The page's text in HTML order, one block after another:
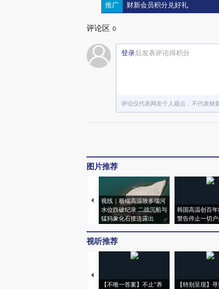
推广 财新会员积分兑好礼
评论区 0
登录后发表评论得积分
评论仅代表网友个人观点，不代表财
图片推荐
视线｜极端高温致多瑙河
水位跌破纪录 二战沉船与
猛犸象化石接连露出
韩国高温创百
警告停止一切
视听推荐
【不唯一答案】不止“养
【特别呈现】